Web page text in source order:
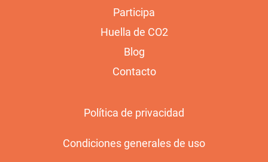
Participa
Huella de CO2
Blog
Contacto
Política de privacidad
Condiciones generales de uso